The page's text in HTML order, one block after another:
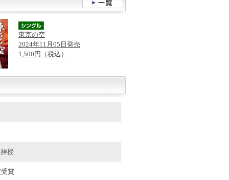
東京の空
2024年11月05日発売
1,500円（税込）
授
賞